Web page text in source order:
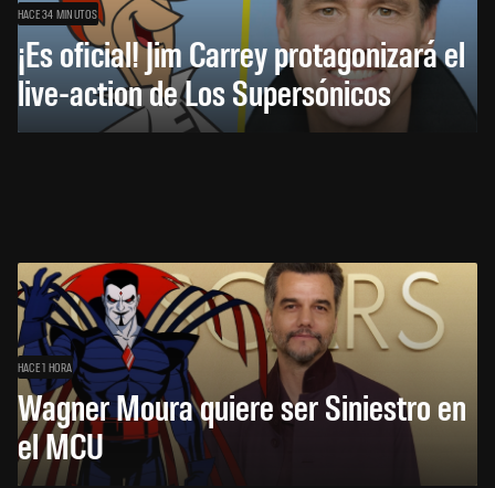
HACE 34 MINUTOS
¡Es oficial! Jim Carrey protagonizará el
live-action de Los Supersónicos
HACE 1 HORA
Wagner Moura quiere ser Siniestro en
el MCU